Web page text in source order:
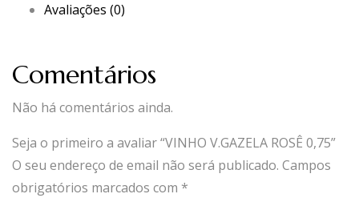
Avaliações (0)
Comentários
Não há comentários ainda.
Seja o primeiro a avaliar “VINHO V.GAZELA ROSÊ 0,75”
O seu endereço de email não será publicado. Campos
obrigatórios marcados com *